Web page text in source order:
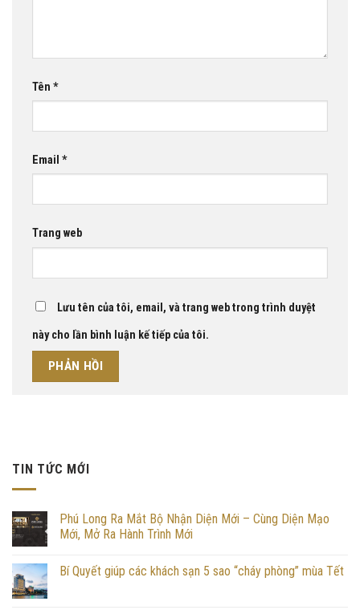
Tên *
Email *
Trang web
Lưu tên của tôi, email, và trang web trong trình duyệt
này cho lần bình luận kế tiếp của tôi.
TIN TỨC MỚI
Phú Long Ra Mắt Bộ Nhận Diện Mới – Cùng Diện Mạo
Mới, Mở Ra Hành Trình Mới
Bí Quyết giúp các khách sạn 5 sao “cháy phòng” mùa Tết